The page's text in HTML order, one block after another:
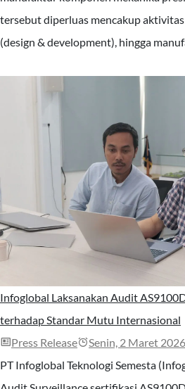
tersebut diperluas mencakup
(design & development), hingga
Infoglobal Laksanakan Audit
terhadap Standar Mutu Internasional
Press Release
Senin, 2 Maret 2026
PT Infoglobal Teknologi Semesta